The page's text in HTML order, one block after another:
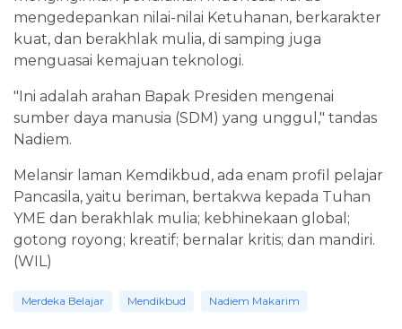
mengedepankan nilai-nilai Ketuhanan, berkarakter
kuat, dan berakhlak mulia, di samping juga
menguasai kemajuan teknologi.
"Ini adalah arahan Bapak Presiden mengenai
sumber daya manusia (SDM) yang unggul," tandas
Nadiem.
Melansir laman Kemdikbud, ada enam profil pelajar
Pancasila, yaitu beriman, bertakwa kepada Tuhan
YME dan berakhlak mulia; kebhinekaan global;
gotong royong; kreatif; bernalar kritis; dan mandiri.
(WIL)
Merdeka Belajar Mendikbud Nadiem Makarim